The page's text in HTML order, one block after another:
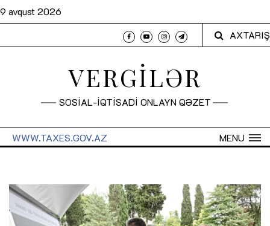
9 avqust 2026
AXTARIŞ
VERGİLƏR
SOSİAL-İQTİSADİ ONLAYN QƏZET
MENU
WWW.TAXES.GOV.AZ